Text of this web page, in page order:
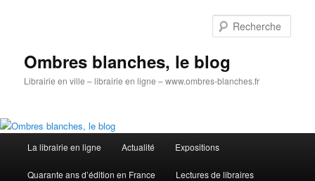
Ombres blanches, le blog
Librairie en ville – librairie en ligne – www.ombres-blanches.fr
principal
La librairie en ligne Actualité Expositions
Quarante ans d’édition en France Lectures de libraires